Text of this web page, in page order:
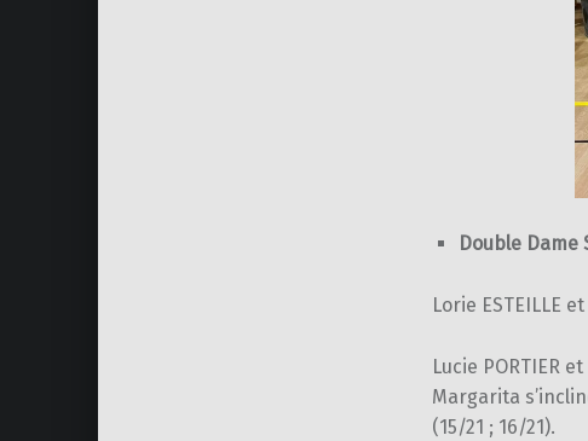
Double Dame
Lorie ESTEILLE
Lucie PORTIER
Margarita
(15/21 ; 16/21).